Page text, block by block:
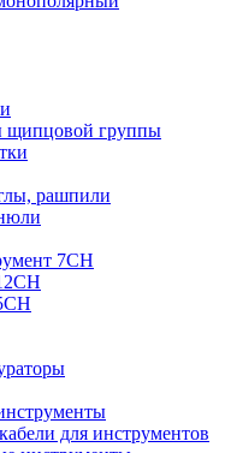
щипцовой группы
рашпили
7CH
для инструментов